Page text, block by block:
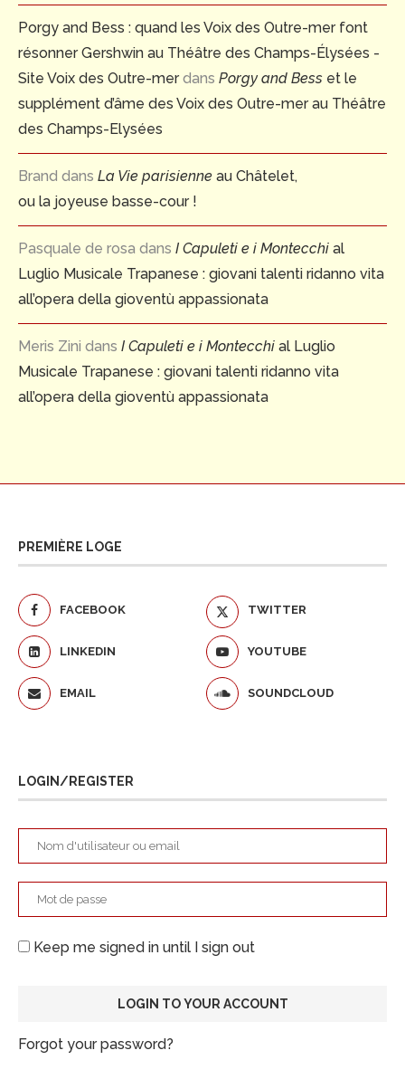
Porgy and Bess : quand les Voix des Outre-mer font
résonner Gershwin au Théâtre des Champs-Élysées -
Site Voix des Outre-merdans Porgy and Bess et le
supplément d’âme des Voix des Outre-mer au Théâtre
des Champs-Elysées
Brand dans La Vie parisienne au Châtelet,
ou la joyeuse basse-cour !
Pasquale de rosa dans I Capuleti e i Montecchi al
Luglio Musicale Trapanese : giovani talenti ridanno vita
all’opera della gioventù appassionata
Meris Zini dans I Capuleti e i Montecchi al Luglio
Musicale Trapanese : giovani talenti ridanno vita
all’opera della gioventù appassionata
PREMIÈRE LOGE
FACEBOOK TWITTER
LINKEDIN YOUTUBE
EMAIL SOUNDCLOUD
LOGIN/REGISTER
Keep me signed in until I sign out
Forgot your password?